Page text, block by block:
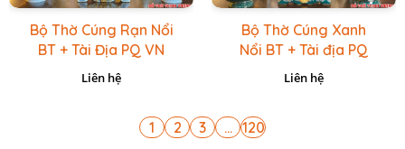
Bộ Thờ Cúng Rạn Nổi
BT + Tài Địa PQ VN
Vàng Caro
Liên hệ
Bộ Thờ Cúng Xanh
Nổi BT + Tài địa PQ
VN Xanh Lục
Liên hệ
1 2 3 ... 120